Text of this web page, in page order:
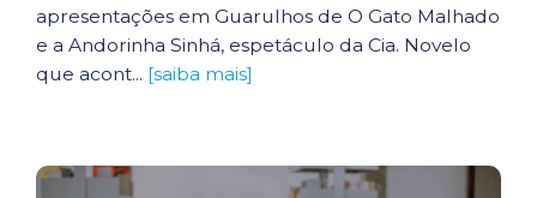
apresentações em Guarulhos de O Gato Malhado
e a Andorinha Sinhá, espetáculo da Cia. Novelo
que acont... [saiba mais]